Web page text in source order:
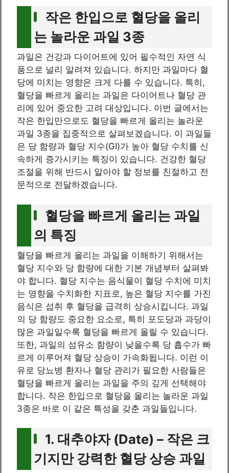
작은 한입으로 혈당을 올리
는 놀라운 과일 3종
과일은 건강과 다이어트에 있어 필수적인 자연 식
품으로 널리 알려져 있습니다. 하지만 과일마다 혈
당에 미치는 영향은 크게 다를 수 있습니다. 특히,
혈당을 빠르게 올리는 과일은 다이어트나 혈당 관
리에 있어 중요한 고려 대상입니다. 이번 글에서는
작은 한입만으로도 혈당을 빠르게 올리는 놀라운
과일 3종을 집중적으로 살펴보겠습니다. 이 과일들
은 당 함량과 혈당 지수(GI)가 높아 혈당 수치를 신
속하게 증가시키는 특징이 있습니다. 건강한 혈당
조절을 위해 반드시 알아야 할 정보를 친절하고 전
문적으로 전달하겠습니다.
혈당을 빠르게 올리는 과일
의 특징
혈당을 빠르게 올리는 과일을 이해하기 위해서는
혈당 지수와 당 함량에 대한 기본 개념부터 살펴봐
야 합니다. 혈당 지수는 음식물이 혈당 수치에 미치
는 영향을 수치화한 지표로, 높은 혈당 지수를 가진
음식은 섭취 후 혈당을 급격히 상승시킵니다. 과일
의 당 함량도 중요한 요소로, 특히 포도당과 과당이
많은 과일일수록 혈당을 빠르게 올릴 수 있습니다.
또한, 과일의 섬유소 함량이 낮을수록 당 흡수가 빠
르게 이루어져 혈당 상승이 가속화됩니다. 이런 이
유로 당뇨병 환자나 혈당 관리가 필요한 사람들은
혈당을 빠르게 올리는 과일을 주의 깊게 선택해야
합니다. 작은 한입으로 혈당을 올리는 놀라운 과일
3종은 바로 이 같은 특성을 갖춘 과일들입니다.
1. 대추야자 (Date) – 작은 크
기지만 강력한 혈당 상승 과일